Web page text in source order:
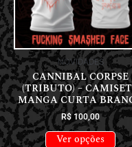
NOVIDADES
CANNIBAL CORPSE
(TRIBUTO) –
MANGA CURTA
R$100,00
Ver opções